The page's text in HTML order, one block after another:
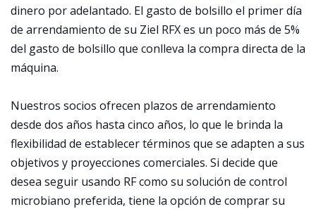
dinero por adelantado. El gasto de bolsillo el primer día
de arrendamiento de su Ziel RFX es un poco más de 5%
del gasto de bolsillo que conlleva la compra directa de la
máquina.
Nuestros socios ofrecen plazos de arrendamiento
desde dos años hasta cinco años, lo que le brinda la
flexibilidad de establecer términos que se adapten a sus
objetivos y proyecciones comerciales. Si decide que
desea seguir usando RF como su solución de control
microbiano preferida, tiene la opción de comprar su